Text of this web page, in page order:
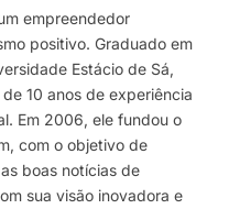
empreendedor
positivo. Graduado em
Estácio de Sá,
10 anos de experiência
Em 2006, ele fundou o
com o objetivo de
boas notícias de
sua visão inovadora e